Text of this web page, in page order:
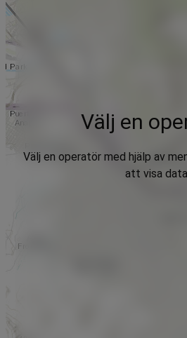
Välj en
Välj en operatör med hjälp av
att visa